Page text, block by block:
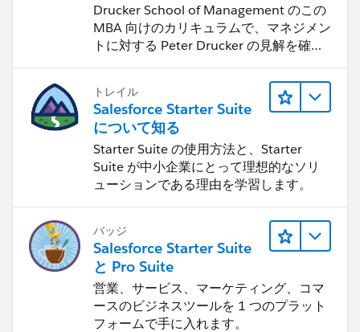
Drucker School of Management のこの
MBA 向けのカリキュラムで、マネジメン
トに対する Peter Drucker の見解を確認
トレイル
Salesforce Starter Suite
について知る
Starter Suite の使用方法と、Starter
Suite が中小企業にとって理想的なソリ
ューションである理由を学習します。
バッジ
Salesforce Starter Suite
と Pro Suite
営業、サービス、マーケティング、コマ
ースのビジネスツールを 1 つのプラット
フォームで手に入れます。